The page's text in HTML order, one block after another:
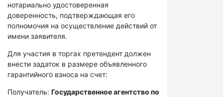
нотариально удостоверенная
доверенность, подтверждающая его
полномочия на осуществление действий от
имени заявителя.
Для участия в торгах претендент должен
внести задаток в размере объявленного
гарантийного взноса на счет:
Получатель: Государственное агентство по